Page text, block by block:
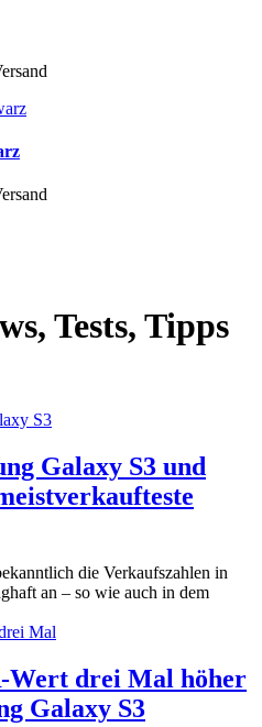
Tests, Tipps
Galaxy S3 und
die Verkaufszahlen in
an – so wie auch in dem
Wert drei Mal höher
Galaxy S3